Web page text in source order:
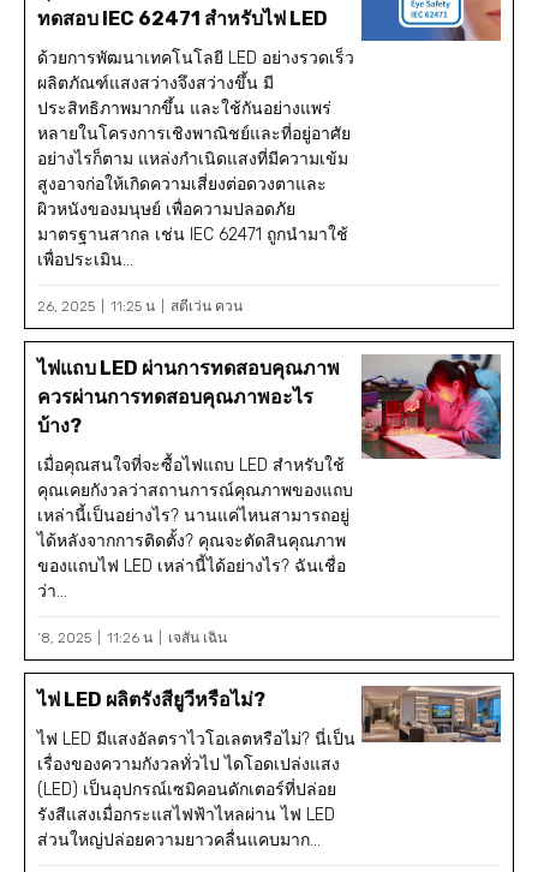
ทดสอบ IEC 62471 สำหรับไฟ LED
ด้วยการพัฒนาเทคโนโลยี LED อย่างรวดเร็ว
ผลิตภัณฑ์แสงสว่างจึงสว่างขึ้น มี
ประสิทธิภาพมากขึ้น และใช้กันอย่างแพร่
หลายในโครงการเชิงพาณิชย์และที่อยู่อาศัย
อย่างไรก็ตาม แหล่งกำเนิดแสงที่มีความเข้ม
สูงอาจก่อให้เกิดความเสี่ยงต่อดวงตาและ
ผิวหนังของมนุษย์ เพื่อความปลอดภัย
มาตรฐานสากล เช่น IEC 62471 ถูกนำมาใช้
เพื่อประเมิน...
26, 2025 11:25 น สตีเว่น ควน
ไฟแถบ LED ผ่านการทดสอบคุณภาพ
ควรผ่านการทดสอบคุณภาพอะไร
บ้าง?
เมื่อคุณสนใจที่จะซื้อไฟแถบ LED สำหรับใช้
คุณเคยกังวลว่าสถานการณ์คุณภาพของแถบ
เหล่านี้เป็นอย่างไร? นานแค่ไหนสามารถอยู่
ได้หลังจากการติดตั้ง? คุณจะตัดสินคุณภาพ
ของแถบไฟ LED เหล่านี้ได้อย่างไร? ฉันเชื่อ
ว่า...
‘8, 2025 11:26 น เจสัน เฉิน
ไฟ LED ผลิตรังสียูวีหรือไม่?
ไฟ LED มีแสงอัลตราไวโอเลตหรือไม่? นี่เป็น
เรื่องของความกังวลทั่วไป ไดโอดเปล่งแสง
(LED) เป็นอุปกรณ์เซมิคอนดักเตอร์ที่ปล่อย
รังสีแสงเมื่อกระแสไฟฟ้าไหลผ่าน ไฟ LED
ส่วนใหญ่ปล่อยความยาวคลื่นแคบมาก...